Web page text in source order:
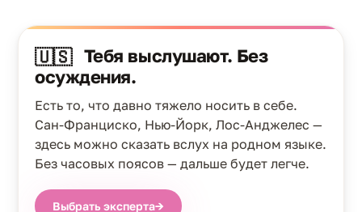
🇺🇸 Тебя выслушают. Без
осуждения.
Есть то, что давно тяжело носить в себе.
Сан-Франциско, Нью-Йорк, Лос-Анджелес —
здесь можно сказать вслух на родном языке.
Без часовых поясов — дальше будет легче.
Выбрать эксперта→